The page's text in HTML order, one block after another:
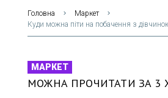
Головна
Маркет
Куди можна піти на побачення з
МАРКЕТ
МОЖНА ПРОЧИТАТИ ЗА 3